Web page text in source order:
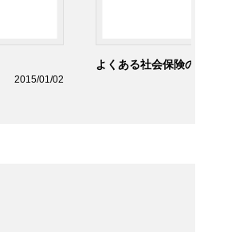
2015/01/02
よくある社会保険のトラブル